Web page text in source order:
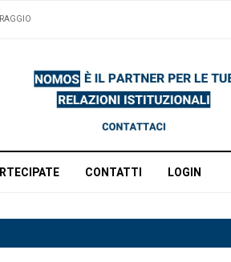
CONTATTI LOGIN